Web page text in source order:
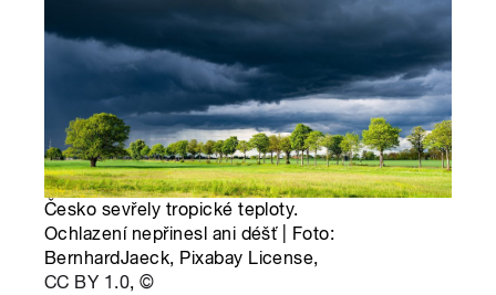
Česko sevřely tropické teploty.
Ochlazení nepřinesl ani déšť | Foto:
BernhardJaeck, Pixabay License,
CC BY 1.0,©